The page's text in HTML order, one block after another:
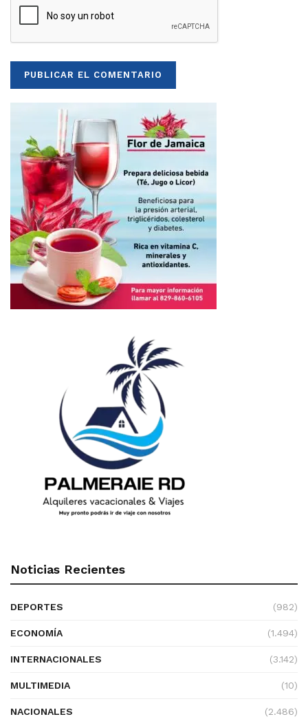
Noticias Recientes
DEPORTES (982)
ECONOMÍA (1.494)
INTERNACIONALES (3.142)
MULTIMEDIA (10)
NACIONALES (2.486)